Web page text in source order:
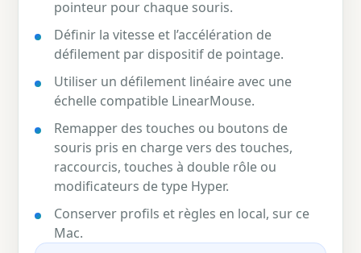
pointeur pour chaque souris.
Définir la vitesse et l’accélération de
défilement par dispositif de pointage.
Utiliser un défilement linéaire avec une
échelle compatible LinearMouse.
Remapper des touches ou boutons de
souris pris en charge vers des touches,
raccourcis, touches à double rôle ou
modificateurs de type Hyper.
Conserver profils et règles en local, sur ce
Mac.